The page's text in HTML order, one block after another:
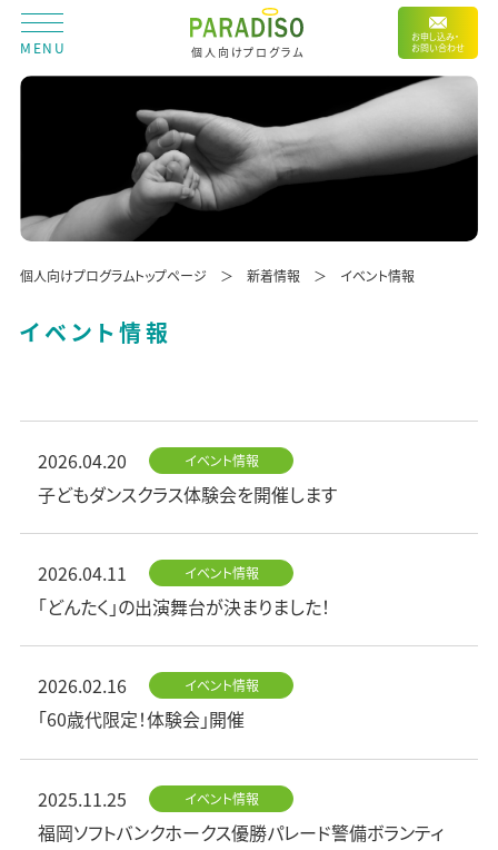
MENU 個人向けプログラム
お申し込み・
お問い合わせ
個人向けプログラムトップページ 新着情報 イベント情報
イベント情報
2026.04.20 イベント情報
子どもダンスクラス体験会を開催します
2026.04.11 イベント情報
「どんたく」の出演舞台が決まりました！
2026.02.16 イベント情報
「60歳代限定！体験会」開催
2025.11.25 イベント情報
福岡ソフトバンクホークス優勝パレード警備ボランティ